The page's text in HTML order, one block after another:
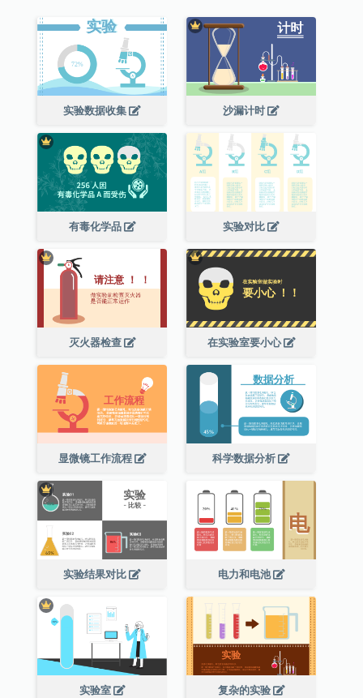
实验数据收集 沙漏计时
有毒化学品 实验对比
灭火器检查 在实验室要小心
显微镜工作流程 科学数据分析
实验结果对比 电力和电池
实验室 复杂的实验